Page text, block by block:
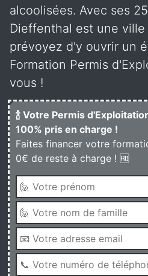
alcoolisées. Avec ses
Dieffenthal est une ville
prévoyez d'y ouvrir un
Formation Permis
vous !
🍾 Votre Permis
100% pris en charge !
Faites financer votre
0€ de reste à charge ! 🆓